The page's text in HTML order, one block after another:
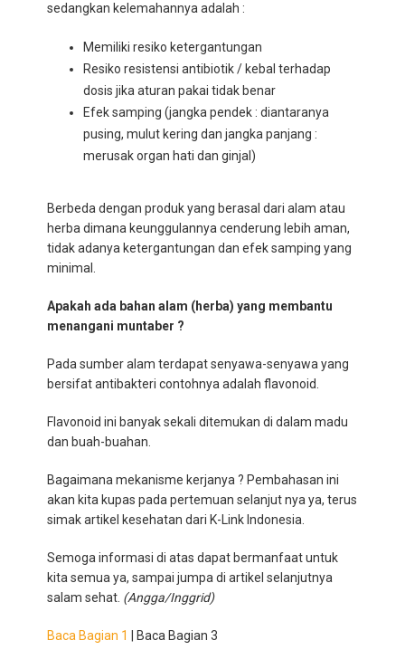
sedangkan kelemahannya adalah :
Memiliki resiko ketergantungan
Resiko resistensi antibiotik / kebal terhadap
dosis jika aturan pakai tidak benar
Efek samping (jangka pendek : diantaranya
pusing, mulut kering dan jangka panjang :
merusak organ hati dan ginjal)
Berbeda dengan produk yang berasal dari alam atau
herba dimana keunggulannya cenderung lebih aman,
tidak adanya ketergantungan dan efek samping yang
minimal.
Apakah ada bahan alam (herba) yang membantu
menangani muntaber ?
Pada sumber alam terdapat senyawa-senyawa yang
bersifat antibakteri contohnya adalah flavonoid.
Flavonoid ini banyak sekali ditemukan di dalam madu
dan buah-buahan.
Bagaimana mekanisme kerjanya ? Pembahasan ini
akan kita kupas pada pertemuan selanjut nya ya, terus
simak artikel kesehatan dari K-Link Indonesia.
Semoga informasi di atas dapat bermanfaat untuk
kita semua ya, sampai jumpa di artikel selanjutnya
salam sehat. (Angga/Inggrid)
Baca Bagian 1 | Baca Bagian 3